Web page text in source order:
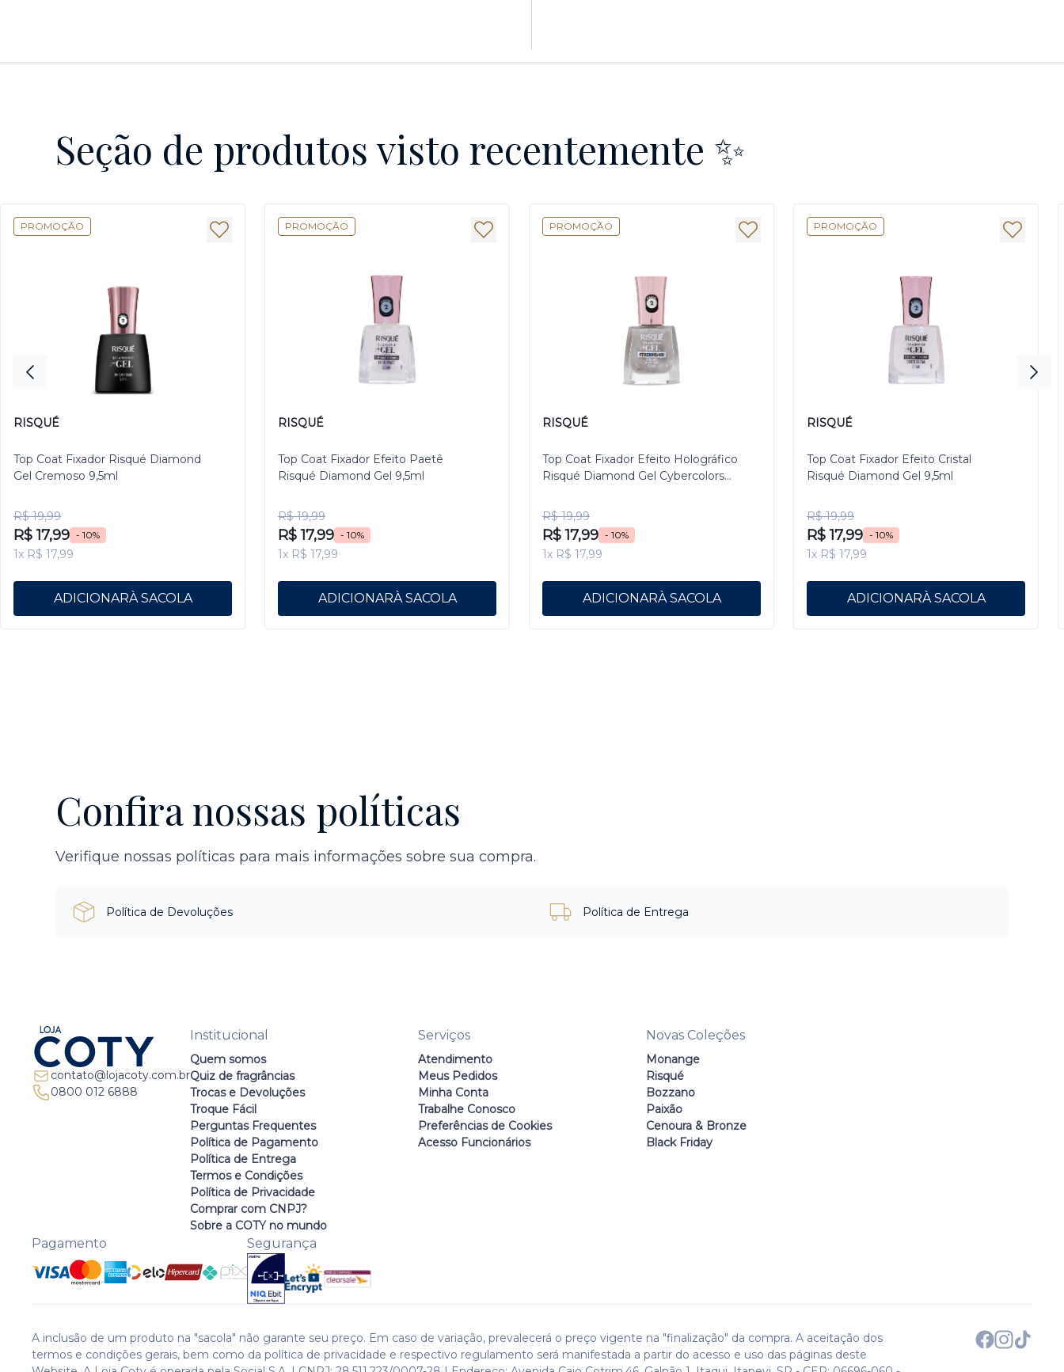
Seção de produtos visto recentemente ✨
PROMOÇÃO
RISQUÉ
Top Coat Fixador Risqué Diamond
Gel Cremoso 9,5ml
R$ 19,99
R$ 17,99 - 10%
1x R$ 17,99
ADICIONAR
PROMOÇÃO
RISQUÉ
Top Coat Fixador Efeito Paetê
Risqué Diamond Gel 9,5ml
R$ 19,99
R$ 17,99 - 10%
1x R$ 17,99
ADICIONAR
PROMOÇÃO
RISQUÉ
Top Coat Fixador Efeito Holográfico
Risqué Diamond Gel Cybercolors
R$ 19,99
R$ 17,99 - 10%
1x R$ 17,99
ADICIONAR
PROMOÇÃO
RISQUÉ
Top Coat Fixador Efeito Cristal
Risqué Diamond Gel 9,5ml
R$ 19,99
R$ 17,99 - 10%
1x R$ 17,99
ADICIONAR
Confira nossas políticas
Verifique nossas políticas para mais informações sobre sua compra.
Política de Devoluções Política de Entrega
contato@lojacoty.com.br
0800 012 6888
Institucional
Quem somos
Quiz de fragrâncias
Trocas e Devoluções
Troque Fácil
Perguntas Frequentes
Política de Pagamento
Política de Entrega
Termos e Condições
Política de Privacidade
Comprar com CNPJ?
Sobre a COTY no mundo
Serviços
Atendimento
Meus Pedidos
Minha Conta
Trabalhe Conosco
Preferências de Cookies
Acesso Funcionários
Novas Coleções
Monange
Risqué
Bozzano
Paixão
Cenoura & Bronze
Black Friday
Pagamento Segurança
A inclusão de um produto na "sacola" não garante seu preço. Em caso de variação, prevalecerá o preço vigente na "finalização" da compra. A aceitação dos
termos e condições gerais, bem como da política de privacidade e respectivo regulamento será manifestada a partir do acesso e uso das páginas deste